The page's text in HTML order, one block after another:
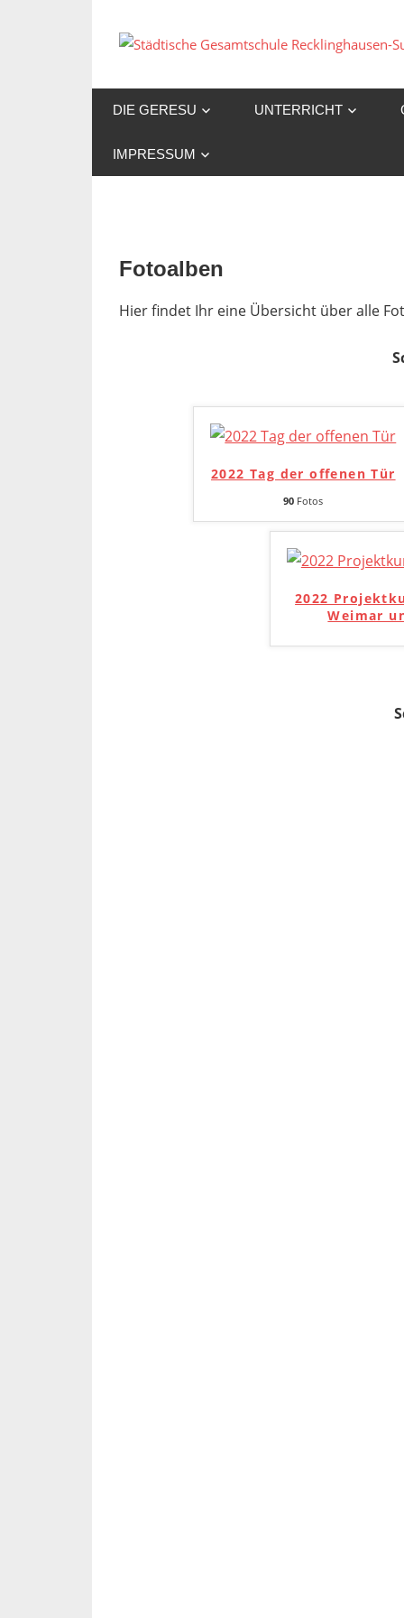
Inhalt
DIE GERESU UNTERRICHT
IMPRESSUM
Fotoalben
Hier findet Ihr eine Übersicht über alle
2022 Tag der offenen Tür
90 Fotos
2022
Weimar